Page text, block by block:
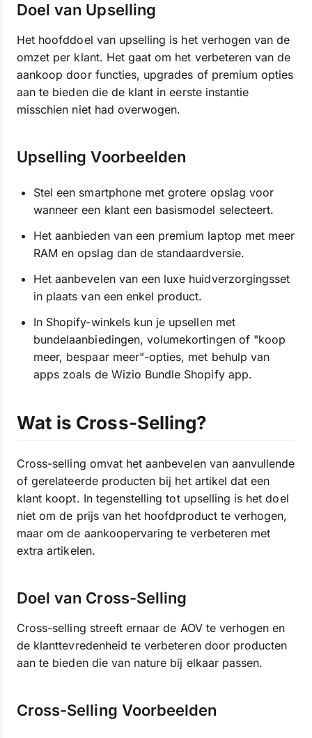
Doel van Upselling
Het hoofddoel van upselling is het verhogen van de
omzet per klant. Het gaat om het verbeteren van de
aankoop door functies, upgrades of premium opties
aan te bieden die de klant in eerste instantie
misschien niet had overwogen.
Upselling Voorbeelden
Stel een smartphone met grotere opslag voor
wanneer een klant een basismodel selecteert.
Het aanbieden van een premium laptop met meer
RAM en opslag dan de standaardversie.
Het aanbevelen van een luxe huidverzorgingsset
in plaats van een enkel product.
In Shopify-winkels kun je upsellen met
bundelaanbiedingen, volumekortingen of "koop
meer, bespaar meer"-opties, met behulp van
apps zoals de Wizio Bundle Shopify app.
Wat is Cross-Selling?
Cross-selling omvat het aanbevelen van aanvullende
of gerelateerde producten bij het artikel dat een
klant koopt. In tegenstelling tot upselling is het doel
niet om de prijs van het hoofdproduct te verhogen,
maar om de aankoopervaring te verbeteren met
extra artikelen.
Doel van Cross-Selling
Cross-selling streeft ernaar de AOV te verhogen en
de klanttevredenheid te verbeteren door producten
aan te bieden die van nature bij elkaar passen.
Cross-Selling Voorbeelden